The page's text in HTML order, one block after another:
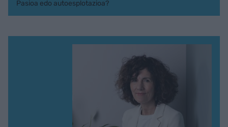
Pasioa edo autoesplotazioa?